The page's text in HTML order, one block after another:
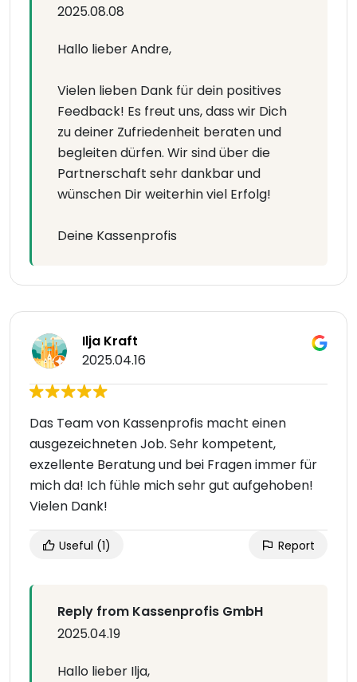
2025.08.08
Hallo lieber Andre,
Vielen lieben Dank für dein positives
Feedback! Es freut uns, dass wir Dich
zu deiner Zufriedenheit beraten und
begleiten dürfen. Wir sind über die
Partnerschaft sehr dankbar und
wünschen Dir weiterhin viel Erfolg!
Deine Kassenprofis
Ilja Kraft
2025.04.16
Das Team von Kassenprofis macht einen
ausgezeichneten Job. Sehr kompetent,
exzellente Beratung und bei Fragen immer für
mich da! Ich fühle mich sehr gut aufgehoben!
Vielen Dank!
Useful (1) Report
Reply from Kassenprofis GmbH
2025.04.19
Hallo lieber Ilja,